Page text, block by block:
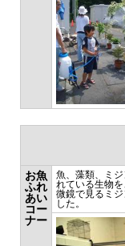
お魚
ふれ
あい
コー
ナー
魚、藻類、ミ
れている生物
微鏡で見るミ
した。